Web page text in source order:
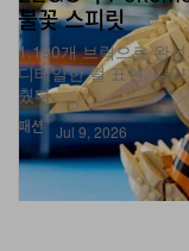
패션
1,190개 브릭으로 완
디테일한 털 표현, 다
췄다.
Jul 9, 2026